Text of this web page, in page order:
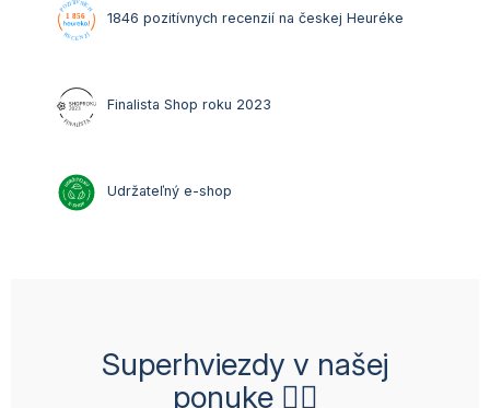
1846 pozitívnych recenzií na českej Heuréke
Finalista Shop roku 2023
Udržateľný e-shop
Superhviezdy v našej
ponuke 👉🏼